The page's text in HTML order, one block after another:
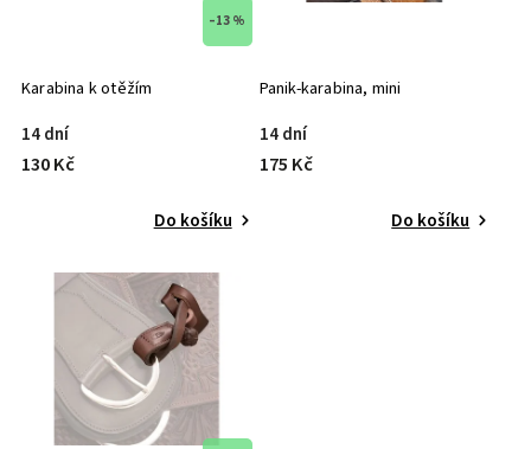
–13 %
Karabina k otěžím
14 dní
130 Kč
Do košíku
Panik-karabina, mini
14 dní
175 Kč
Do košíku